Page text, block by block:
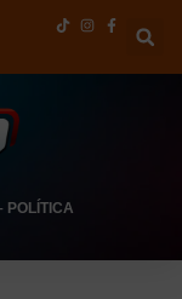
POLÍTICA